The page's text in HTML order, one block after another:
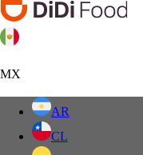
MX
AR
CL